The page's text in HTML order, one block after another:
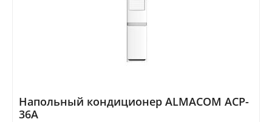
Напольный кондиционер ALMACOM ACP-
36A